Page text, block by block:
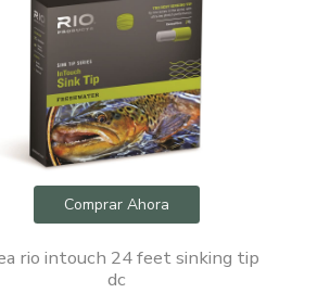
Comprar Ahora
rio intouch 24 feet sinking tip
dc